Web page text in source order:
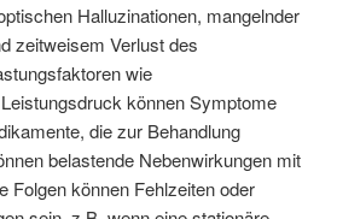
Halluzinationen, mangelnder
zeitweisem Verlust des
wie
können Symptome
die zur Behandlung
belastende Nebenwirkungen mit
Folgen können Fehlzeiten oder